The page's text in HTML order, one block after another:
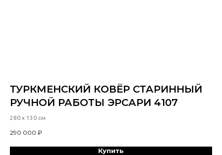
ТУРКМЕНСКИЙ КОВЁР СТАРИННЫЙ
РУЧНОЙ РАБОТЫ ЭРСАРИ 4107
280 х 130 см
290 000 ₽
Купить